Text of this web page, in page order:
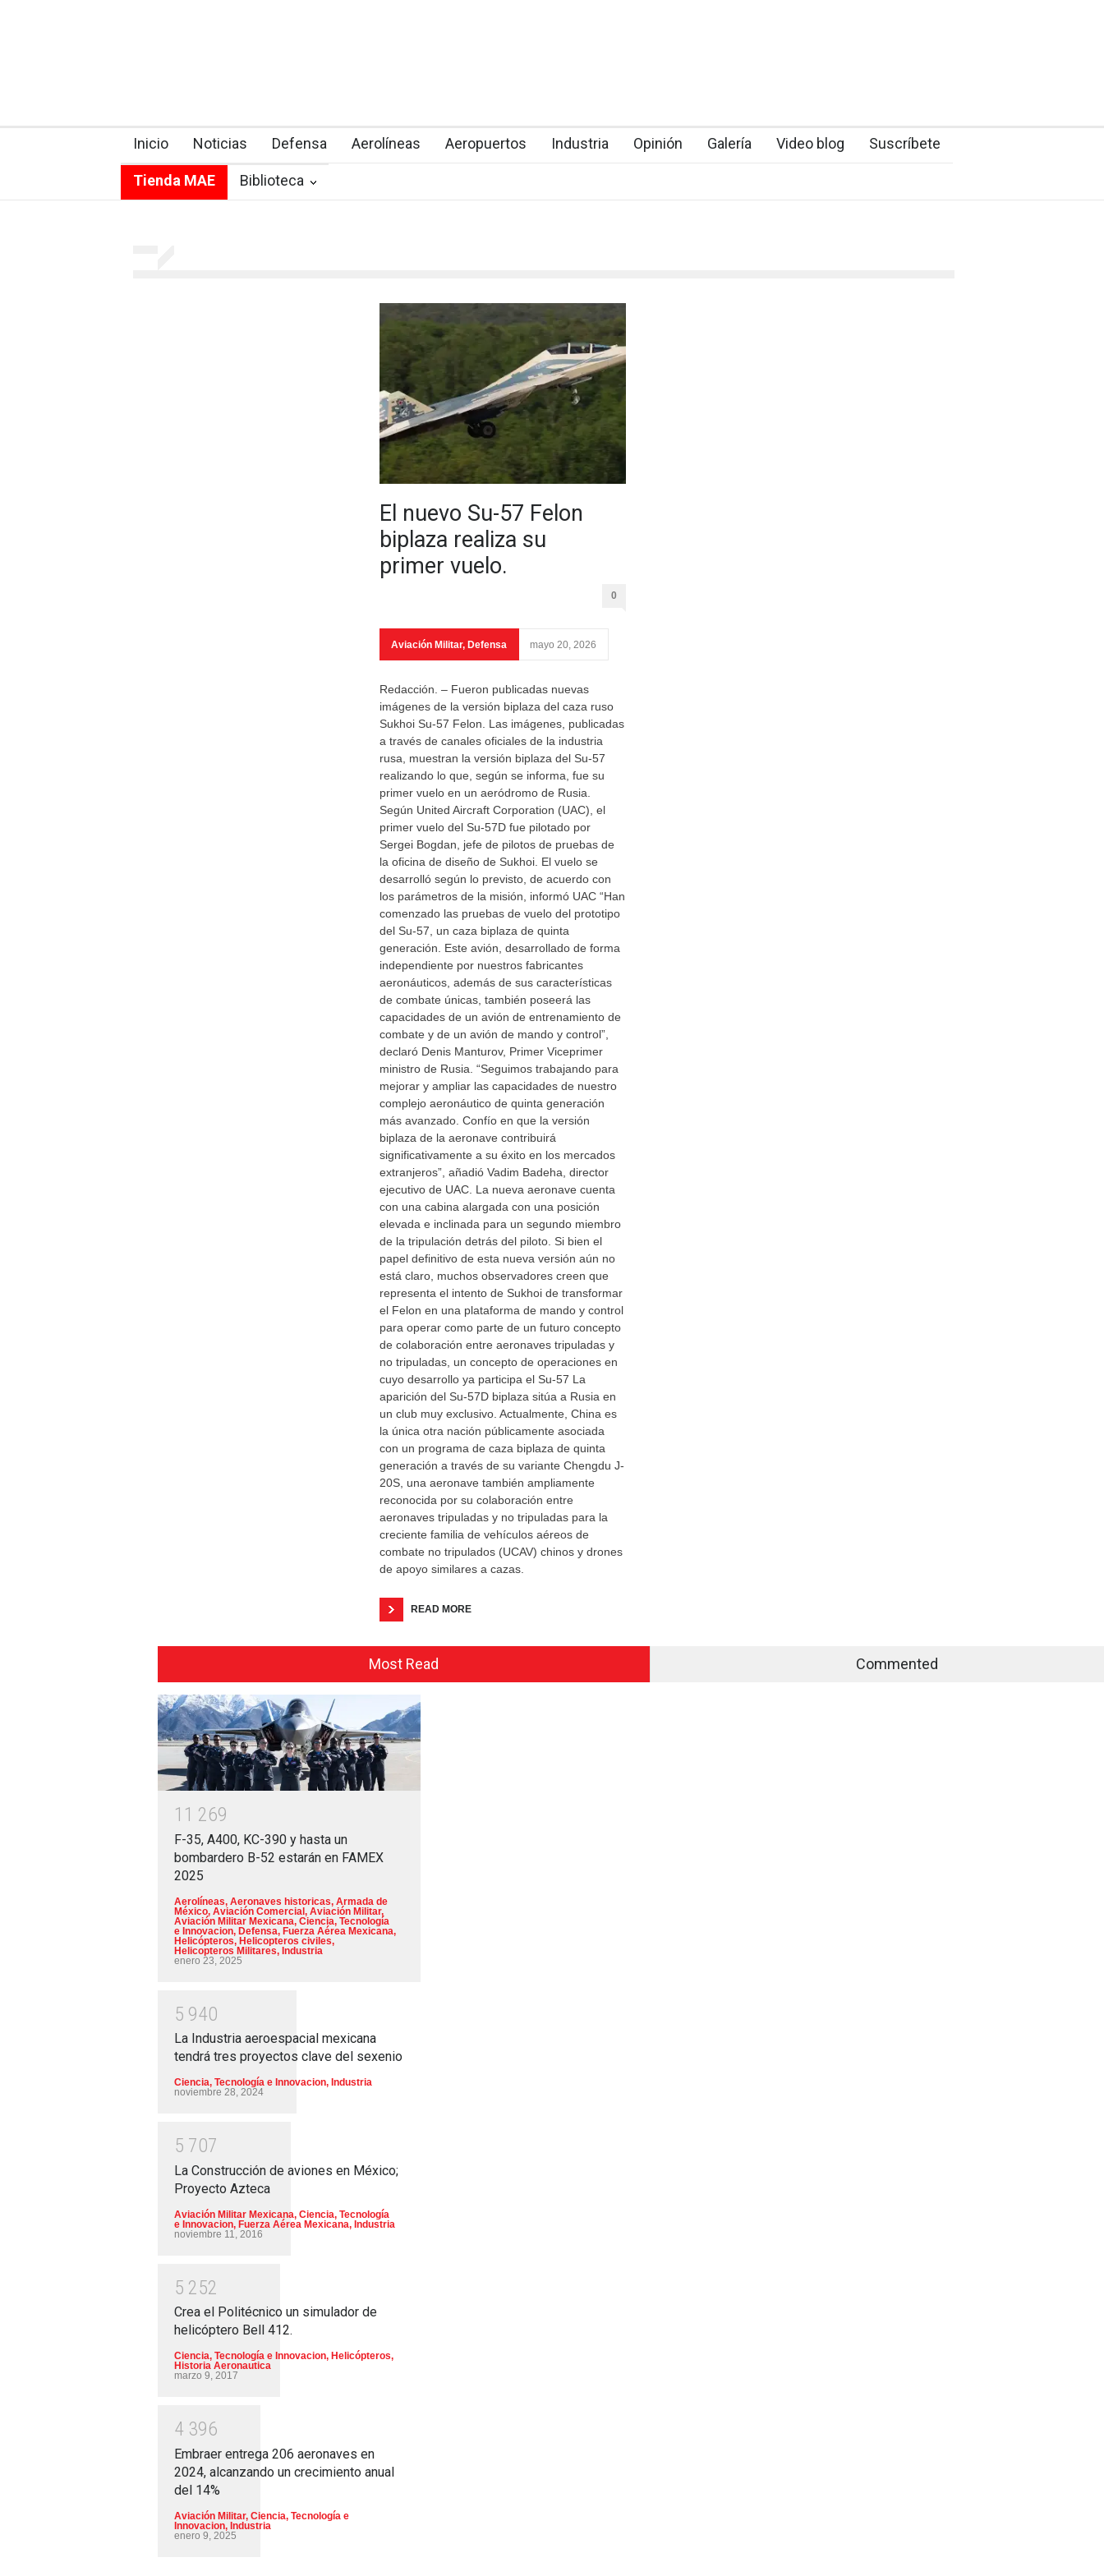
Inicio Noticias Defensa Aerolíneas Aeropuertos Industria Opinión Galería Video blog Suscríbete
Tienda MAE Biblioteca
El nuevo Su-57 Felon
biplaza realiza su
primer vuelo.
0
Aviación Militar, Defensa mayo 20, 2026
Redacción. – Fueron publicadas nuevas
imágenes de la versión biplaza del caza ruso
Sukhoi Su-57 Felon. Las imágenes, publicadas
a través de canales oficiales de la industria
rusa, muestran la versión biplaza del Su-57
realizando lo que, según se informa, fue su
primer vuelo en un aeródromo de Rusia.
Según United Aircraft Corporation (UAC), el
primer vuelo del Su-57D fue pilotado por
Sergei Bogdan, jefe de pilotos de pruebas de
la oficina de diseño de Sukhoi. El vuelo se
desarrolló según lo previsto, de acuerdo con
los parámetros de la misión, informó UAC “Han
comenzado las pruebas de vuelo del prototipo
del Su-57, un caza biplaza de quinta
generación. Este avión, desarrollado de forma
independiente por nuestros fabricantes
aeronáuticos, además de sus características
de combate únicas, también poseerá las
capacidades de un avión de entrenamiento de
combate y de un avión de mando y control”,
declaró Denis Manturov, Primer Viceprimer
ministro de Rusia. “Seguimos trabajando para
mejorar y ampliar las capacidades de nuestro
complejo aeronáutico de quinta generación
más avanzado. Confío en que la versión
biplaza de la aeronave contribuirá
significativamente a su éxito en los mercados
extranjeros”, añadió Vadim Badeha, director
ejecutivo de UAC. La nueva aeronave cuenta
con una cabina alargada con una posición
elevada e inclinada para un segundo miembro
de la tripulación detrás del piloto. Si bien el
papel definitivo de esta nueva versión aún no
está claro, muchos observadores creen que
representa el intento de Sukhoi de transformar
el Felon en una plataforma de mando y control
para operar como parte de un futuro concepto
de colaboración entre aeronaves tripuladas y
no tripuladas, un concepto de operaciones en
cuyo desarrollo ya participa el Su-57 La
aparición del Su-57D biplaza sitúa a Rusia en
un club muy exclusivo. Actualmente, China es
la única otra nación públicamente asociada
con un programa de caza biplaza de quinta
generación a través de su variante Chengdu J-
20S, una aeronave también ampliamente
reconocida por su colaboración entre
aeronaves tripuladas y no tripuladas para la
creciente familia de vehículos aéreos de
combate no tripulados (UCAV) chinos y drones
de apoyo similares a cazas.
READ MORE
Most Read Commented
1 1 269
F-35, A400, KC-390 y hasta un
bombardero B-52 estarán en FAMEX
2025
Aerolíneas, Aeronaves historicas, Armada de
México, Aviación Comercial, Aviación Militar,
Aviación Militar Mexicana, Ciencia, Tecnología
e Innovacion, Defensa, Fuerza Aérea Mexicana,
Helicópteros, Helicopteros civiles,
Helicopteros Militares, Industria
enero 23, 2025
5 940
La Industria aeroespacial mexicana
tendrá tres proyectos clave del sexenio
Ciencia, Tecnología e Innovacion, Industria
noviembre 28, 2024
5 707
La Construcción de aviones en México;
Proyecto Azteca
Aviación Militar Mexicana, Ciencia, Tecnología
e Innovacion, Fuerza Aérea Mexicana, Industria
noviembre 11, 2016
5 252
Crea el Politécnico un simulador de
helicóptero Bell 412.
Ciencia, Tecnología e Innovacion, Helicópteros,
Historia Aeronautica
marzo 9, 2017
4 396
Embraer entrega 206 aeronaves en
2024, alcanzando un crecimiento anual
del 14%
Aviación Militar, Ciencia, Tecnología e
Innovacion, Industria
enero 9, 2025